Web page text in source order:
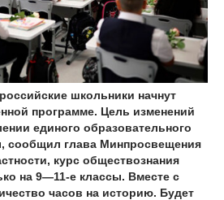
школьники начнут
программе. Цель изменений
единого образовательного
сообщил глава Минпросвещения
курс обществознания
на 9—11-е классы. Вместе с
часов на историю. Будет